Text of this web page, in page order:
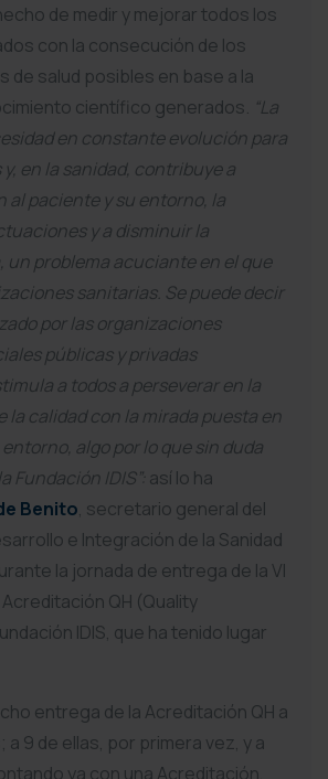
de medir y mejorar todos los
con la consecución de los
de salud posibles en base a la
científico generados. “La
en constante evolución para
en la sanidad, contribuye a
al paciente y su entorno, la
y a disminuir la
un problema acuciante en el que
sanitarias. Se puede decir
por las organizaciones
públicas y privadas
a todos a perseverar en la
la calidad con la mirada puesta en
algo por lo que sin duda
Fundación IDIS”: así lo ha
Benito, secretario general del
e Integración de la Sanidad
la jornada de entrega de la VI
QH (Quality
IDIS, que ha tenido lugar
entrega de la Acreditación QH a
9 de ellas, por primera vez, y a
ya con una Acreditación,